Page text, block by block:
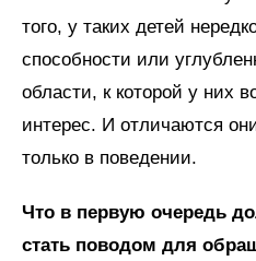
того, у таких детей
способности или
области, к которой у них
интерес. И отличаются
только в поведении.
Что в первую очередь
стать поводом для